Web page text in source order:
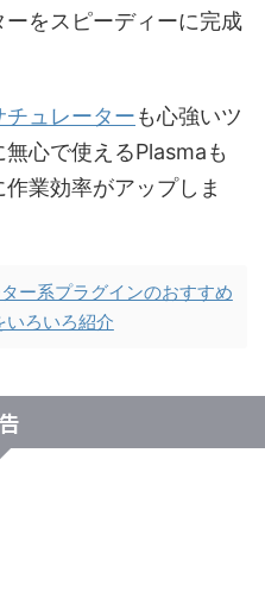
をスピーディーに完成
ュレーターも心強いツ
心で使えるPlasmaも
業効率がアップしま
ー系プラグインのおすすめ
いろいろ紹介